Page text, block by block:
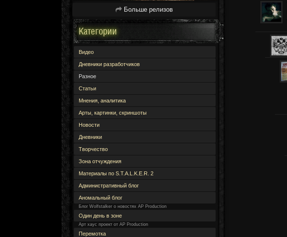
Больше релизов
Категории
Видео
Дневники разработчиков
Разное
Статьи
Мнения, аналитика
Арты, картинки, скриншоты
Новости
Дневники
Творчество
Зона отчуждения
Материалы по S.T.A.L.K.E.R. 2
Административный блог
Аномальный блог
Блог Wolfstalker о новостях AP Production
Один день в зоне
Арт хаус проект от AP Production
Перемотка